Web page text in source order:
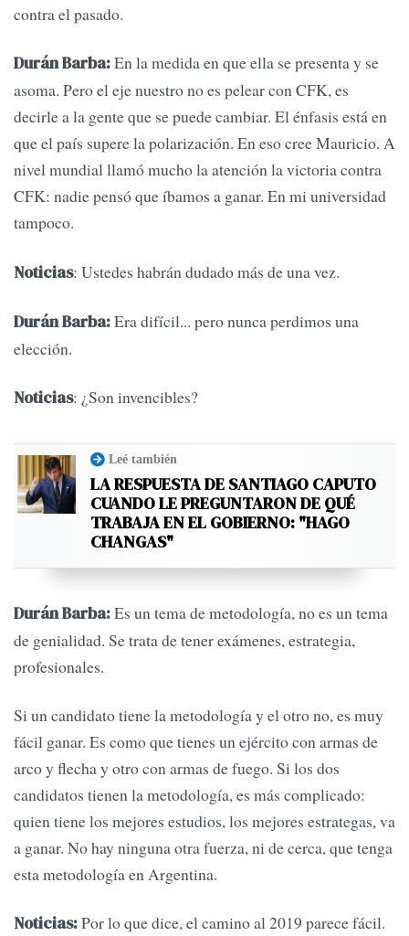
contra el pasado.
Durán Barba:En la medida en que ella se presenta y se
asoma. Pero el eje nuestro no es pelear con CFK, es
decirle a la gente que se puede cambiar. El énfasis está en
que el país supere la polarización. En eso cree Mauricio. A
nivel mundial llamó mucho la atención la victoria contra
CFK: nadie pensó que íbamos a ganar. En mi universidad
tampoco.
Noticias: Ustedes habrán dudado más de una vez.
Durán Barba:Era difícil... pero nunca perdimos una
elección.
Noticias: ¿Son invencibles?
Leé también
LA RESPUESTA DE SANTIAGO CAPUTO
CUANDO LE PREGUNTARON DE QUÉ
TRABAJA EN EL GOBIERNO: "HAGO
CHANGAS"
Durán Barba:Es un tema de metodología, no es un tema
de genialidad. Se trata de tener exámenes, estrategia,
profesionales.
Si un candidato tiene la metodología y el otro no, es muy
fácil ganar. Es como que tienes un ejército con armas de
arco y flecha y otro con armas de fuego. Si los dos
candidatos tienen la metodología, es más complicado:
quien tiene los mejores estudios, los mejores estrategas, va
a ganar. No hay ninguna otra fuerza, ni de cerca, que tenga
esta metodología en Argentina.
Noticias:Por lo que dice, el camino al 2019 parece fácil.